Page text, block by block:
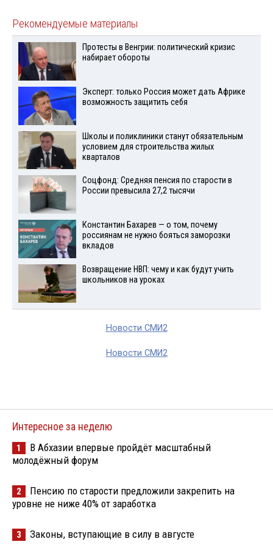
Рекомендуемые материалы
Протесты в Венгрии: политический кризис
набирает обороты
Эксперт: только Россия может дать Африке
возможность защитить себя
Школы и поликлиники станут обязательным
условием для строительства жилых
кварталов
Соцфонд: Средняя пенсия по старости в
России превысила 27,2 тысячи
Константин Бахарев — о том, почему
россиянам не нужно бояться заморозки
вкладов
Возвращение НВП: чему и как будут учить
школьников на уроках
Новости СМИ2
Новости СМИ2
Интересное за неделю
1
В Абхазии впервые пройдёт масштабный
молодёжный форум
2
Пенсию по старости предложили закрепить на
уровне не ниже 40% от заработка
3 Законы, вступающие в силу в августе